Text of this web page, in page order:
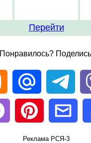
Перейти
Понравилось?
Реклама РСЯ-3